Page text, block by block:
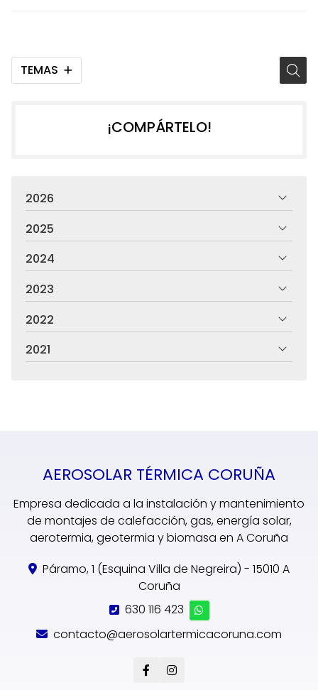
TEMAS
¡COMPÁRTELO!
2026
2025
2024
2023
2022
2021
AEROSOLAR TÉRMICA CORUÑA
Empresa dedicada a la instalación y mantenimiento
de montajes de calefacción, gas, energía solar,
aerotermia, geotermia y biomasa en A Coruña
Páramo, 1 (Esquina Villa de Negreira) - 15010 A
Coruña
630 116 423
contacto@aerosolartermicacoruna.com